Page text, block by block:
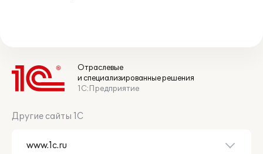
Отраслевые
и специализированные решения
1С:Предприятие
Другие сайты 1С